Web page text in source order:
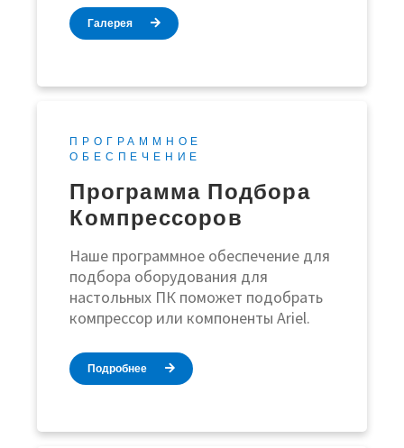
Галерея
Программа Подбора
Компрессоров
ПРОГРАММНОЕ
ОБЕСПЕЧЕНИЕ
Наше программное обеспечение для
подбора оборудования для
настольных ПК поможет подобрать
компрессор или компоненты Ariel.
Подробнее